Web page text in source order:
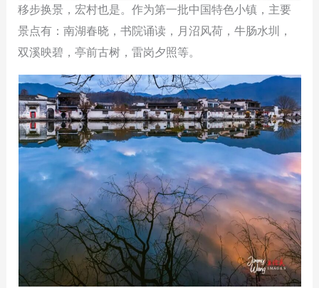
移步换景，宏村也是。作为第一批中国特色小镇，主要
景点有：南湖春晓，书院诵读，月沼风荷，牛肠水圳，
双溪映碧，亭前古树，雷岗夕照等。